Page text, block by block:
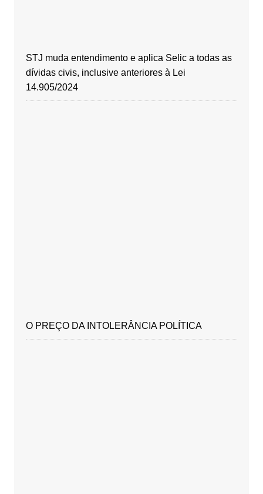
STJ muda entendimento e aplica Selic a todas as
dívidas civis, inclusive anteriores à Lei
14.905/2024
O PREÇO DA INTOLERÂNCIA POLÍTICA